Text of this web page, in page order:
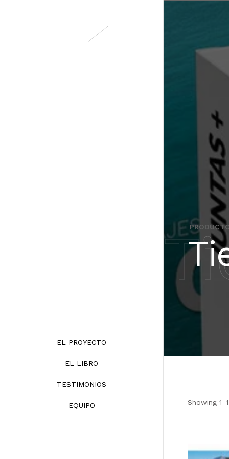
EL PROYECTO
EL LIBRO
TESTIMONIOS
EQUIPO Showing